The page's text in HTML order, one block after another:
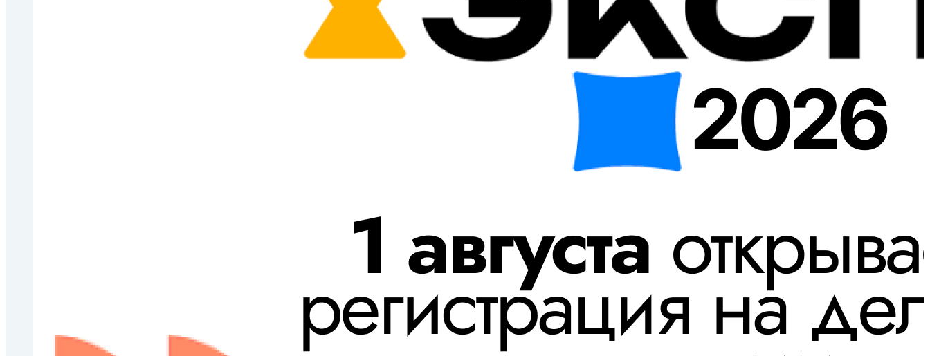
питания. * Холодильные витрины, столы
и шкафы — используются для хранения и
демонстрации продуктов питания. *
Встраиваемое оборудование — может
серии Luxury сочетают в себе стильный
дизайн и высококачественные
материалы. Фасады этих витрин
окрашиваются в любой цвет RAL, для
создания уникального дизайна.
потребностям заказчика. Также
компания может разработать
эксклюзивный проект нестандартного
оборудования, учитывая специфику
бизнеса, характеристики помещения и
производитель профессионального
оборудования для HoReCa. Компания
предлагает широкий выбор продукции